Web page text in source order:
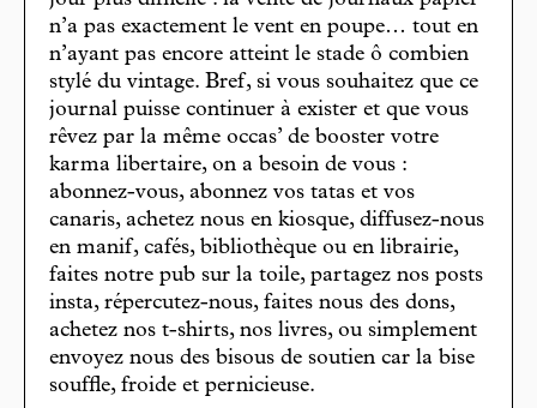
n’a pas exactement le vent en poupe… tout en
n’ayant pas encore atteint le stade ô combien
stylé du vintage. Bref, si vous souhaitez que ce
journal puisse continuer à exister et que vous
rêvez par la même occas’ de booster votre
karma libertaire, on a besoin de vous :
abonnez-vous, abonnez vos tatas et vos
canaris, achetez nous en kiosque, diffusez-nous
en manif, cafés, bibliothèque ou en librairie,
faites notre pub sur la toile, partagez nos posts
insta, répercutez-nous, faites nous des dons,
achetez nos t-shirts, nos livres, ou simplement
envoyez nous des bisous de soutien car la bise
souffle, froide et pernicieuse.